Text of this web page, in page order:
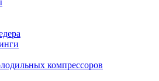
компрессоров